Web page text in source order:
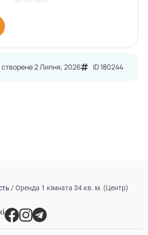
2 Липня, 2026 ID 180244
/Оренда 1 кімната 34 кв. м. (Центр)